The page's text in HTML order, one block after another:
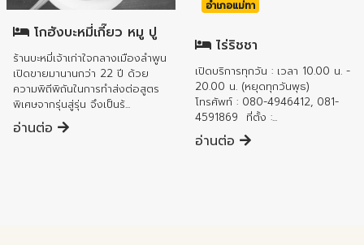
โกฮังบะหมี่เกี๊ยว หมู ปู
ร้านบะหมี่เจ้าเก่าใจกลางเมืองลำพูน
เปิดขายมานานกว่า 22 ปี ด้วย
ความพิถีพิถันในการทำส่งต่อสูตร
พิเศษจากรุ่นสู่รุ่น จึงเป็นร้...
อ่านต่อ
อำเภอแม่ทา
ไร่ริชชา
เปิดบริการทุกวัน : เวลา 10.00 น. -
20.00 น. (หยุดทุกวันพุธ)
โทรศัพท์ : 080-4946412, 081-
4591869 ที่ตั้ง :...
อ่านต่อ